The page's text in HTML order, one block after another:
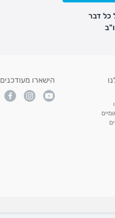
כל דבר
הישארו מעודכנים